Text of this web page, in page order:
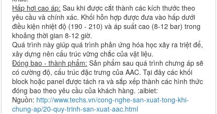
Hấp hơi cao áp: Sau khi được cắt thành các kích thước theo
yêu cầu và chính xác. Khối hỗn hợp được đưa vào hấp dưới
điều kiện nhiệt độ (190 - 210) và áp suất cao (8-12 bar) trong
khoảng thời gian 8-12 giờ.
Quá trình này giúp quá trình phản ứng hóa học xãy ra triệt để,
xây dựng nên cấu trúc vững chắc của vật liệu.
Đóng bao - thành phẩm: Sản phẩm sau quá trình chưng áp sẽ
có cường độ, cấu trúc đặc trưng của AAC. Tại đây các khối
block hoặc panel được tách ra và sắp xếp thành các hình thức
đóng bao theo yêu cầu của khách hàng. :aibiet:
Nguồn: http://www.techs.vn/cong-nghe-san-xuat-tong-khi-
chung-ap/20-quy-trinh-san-xuat-aac.html